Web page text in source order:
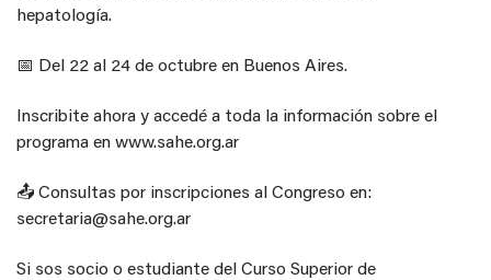
hepatología.
📅 Del 22 al 24 de octubre en Buenos Aires.
Inscribite ahora y accedé a toda la información sobre el
programa en www.sahe.org.ar
📤 Consultas por inscripciones al Congreso en:
secretaria@sahe.org.ar
Si sos socio o estudiante del Curso Superior de